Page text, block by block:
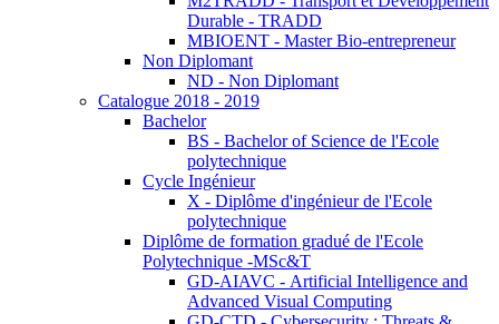
Durable - TRADD
MBIOENT - Master Bio-entrepreneur
Non Diplomant
ND - Non Diplomant
Catalogue 2018 - 2019
Bachelor
BS - Bachelor of Science de l'Ecole
polytechnique
Cycle Ingénieur
X - Diplôme d'ingénieur de l'Ecole
polytechnique
Diplôme de formation gradué de l'Ecole
Polytechnique -MSc&T
GD-AIAVC - Artificial Intelligence and
Advanced Visual Computing